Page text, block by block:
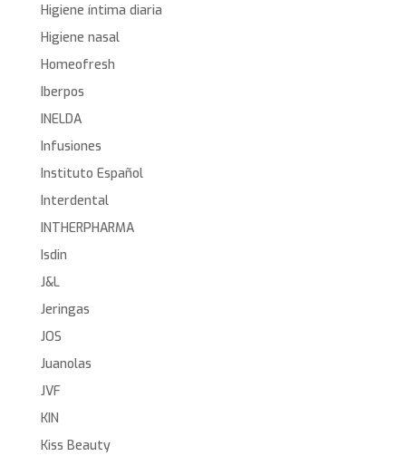
Higiene íntima diaria
Higiene nasal
Homeofresh
Iberpos
INELDA
Infusiones
Instituto Español
Interdental
INTHERPHARMA
Isdin
J&L
Jeringas
JOS
Juanolas
JVF
KIN
Kiss Beauty